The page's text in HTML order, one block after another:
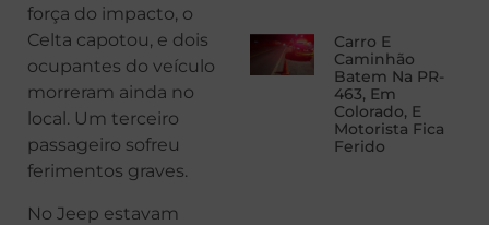
força do impacto, o
Celta capotou, e dois
ocupantes do veículo
morreram ainda no
local. Um terceiro
passageiro sofreu
ferimentos graves.
No Jeep estavam
Carro E
Caminhão
Batem Na PR-
463, Em
Colorado, E
Motorista Fica
Ferido